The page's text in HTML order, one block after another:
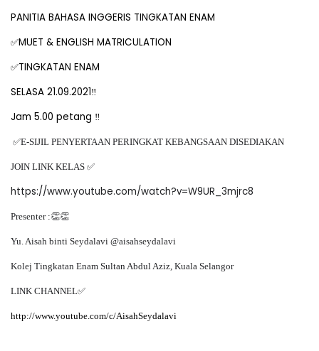
PANITIA BAHASA INGGERIS TINGKATAN ENAM
✅MUET & ENGLISH MATRICULATION
✅TINGKATAN ENAM
SELASA 21.09.2021‼️
Jam 5.00 petang ‼️
✅E-SIJIL PENYERTAAN PERINGKAT KEBANGSAAN DISEDIAKAN
JOIN LINK KELAS ✅
https://www.youtube.com/watch?v=W9UR_3mjrc8
Presenter :👏👏
Yu. Aisah binti Seydalavi @aisahseydalavi
Kolej Tingkatan Enam Sultan Abdul Aziz, Kuala Selangor
LINK CHANNEL✅
http://www.youtube.com/c/AisahSeydalavi